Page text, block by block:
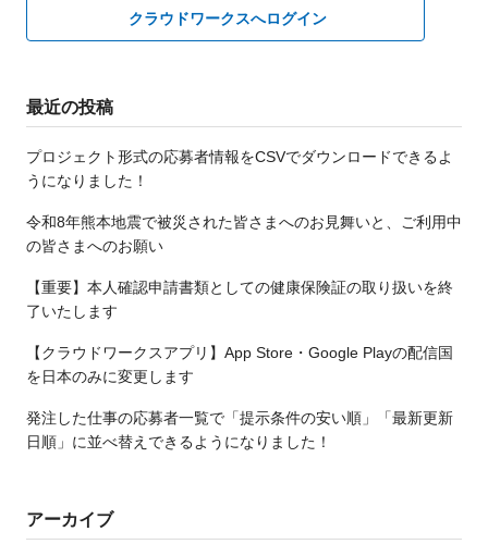
クラウドワークスへログイン
最近の投稿
プロジェクト形式の応募者情報をCSVでダウンロードできるよ
うになりました！
令和8年熊本地震で被災された皆さまへのお見舞いと、ご利用中
の皆さまへのお願い
【重要】本人確認申請書類としての健康保険証の取り扱いを終
了いたします
【クラウドワークスアプリ】App Store・Google Playの配信国
を日本のみに変更します
発注した仕事の応募者一覧で「提示条件の安い順」「最新更新
日順」に並べ替えできるようになりました！
アーカイブ